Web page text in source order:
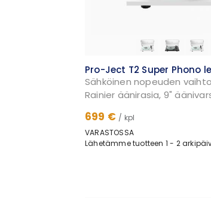
Pro-Ject T2 Super Phono
Sähköinen nopeuden
Rainier äänirasia, 9"
699 € / kpl
VARASTOSSA
Lähetämme tuotteen 1 - 2